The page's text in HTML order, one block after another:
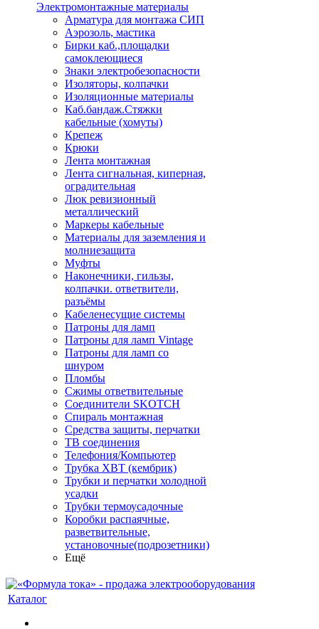
Электромонтажные материалы
Арматура для монтажа СИП
Аэрозоль, мастика
Бирки каб.,площадки
самоклеющиеся
Знаки электробезопасности
Изоляторы, колпачки
Изоляционные материалы
Каб.бандаж.Стяжки
кабельные (хомуты)
Крепеж
Крюки
Лента монтажная
Лента сигнальная, киперная,
оградительная
Люк ревизионный
металлический
Маркеры кабельные
Материалы для заземления и
молниезащита
Муфты
Наконечники, гильзы,
колпачки. ответвители,
разъёмы
Кабеленесущие системы
Патроны для ламп
Патроны для ламп Vintage
Патроны для ламп со
шнуром
Пломбы
Сжимы ответвительные
Соединители SKOTCH
Спираль монтажная
Средства защиты, перчатки
ТВ соединения
Телефония/Компьютер
Трубка ХВТ (кембрик)
Трубки и перчатки холодной
усадки
Трубки термоусадочные
Коробки распаячные,
разветвительные,
установочные(подрозетники)
Ещё
Каталог